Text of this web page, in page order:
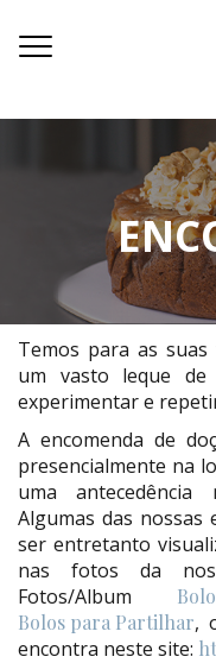
Toggle
Temos para as
um vasto leque
experimentar e
A encomenda de
presencialmente na
uma antecedência
Algumas das nossas
ser entretanto
nas fotos da
Fotos/Album
Bolos para Partilhar,
encontra neste site: